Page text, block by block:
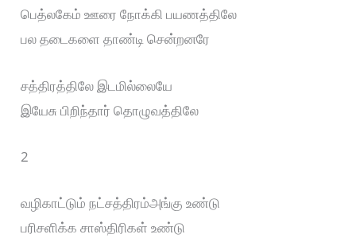
பெத்லகேம் ஊரை நோக்கி பயணத்திலே
பல தடைகளை தாண்டி சென்றனரே
சத்திரத்திலே இடமில்லையே
இயேசு பிறிந்தார் தொழுவத்திலே
2
வழிகாட்டும் நட்சத்திரம்அங்கு உண்டு
பரிசளிக்க சாஸ்திரிகள் உண்டு